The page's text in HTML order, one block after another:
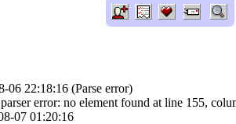
06 22:18:16 (Parse error)
error: no element found at line 155,
07 01:20:16